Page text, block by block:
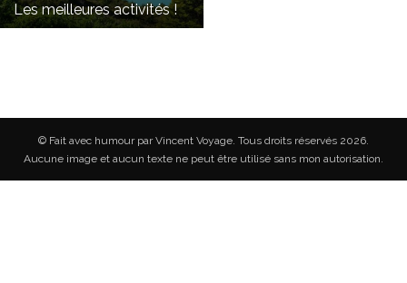
Les meilleures activités !
© Fait avec humour par Vincent Voyage. Tous droits réservés 2026.
Aucune image et aucun texte ne peut être utilisé sans mon autorisation.